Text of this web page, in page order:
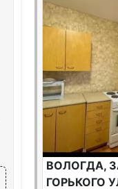
ВОЛОГДА,
ГОРЬКОГО